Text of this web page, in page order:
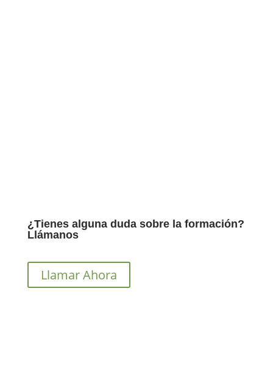
¿Tienes alguna duda sobre la formación?
Llámanos
Llamar Ahora